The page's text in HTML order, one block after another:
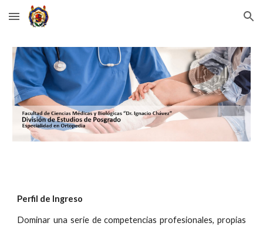
Skip to main content Skip to navigation
Perfil de Ingreso
Dominar una serie de competencias profesionales, propias